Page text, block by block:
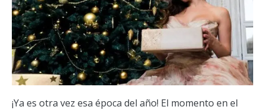
¡Ya es otra vez esa época del año! El momento en el